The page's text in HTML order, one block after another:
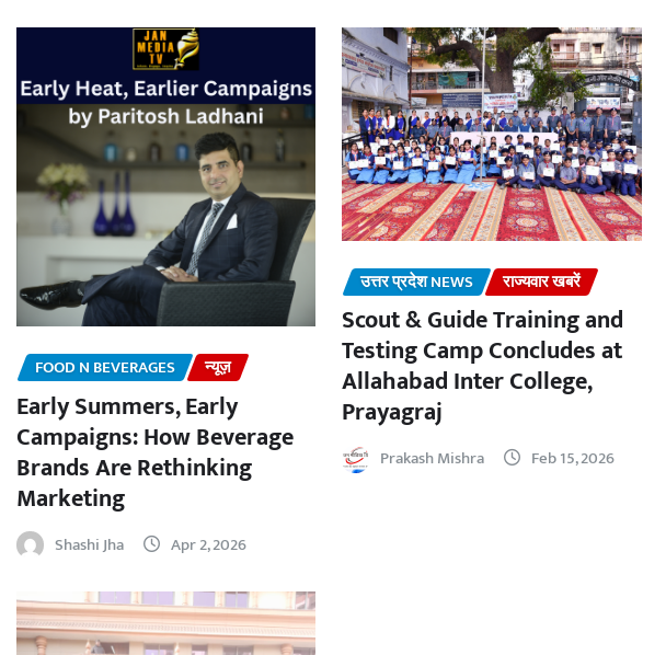
FOOD N BEVERAGES न्यूज़
Early Summers, Early
Campaigns: How Beverage
Brands Are Rethinking
Marketing
Shashi Jha Apr 2, 2026
उत्तर प्रदेश NEWS राज्यवार खबरें
Scout & Guide Training and
Testing Camp Concludes at
Allahabad Inter College,
Prayagraj
Prakash Mishra Feb 15, 2026